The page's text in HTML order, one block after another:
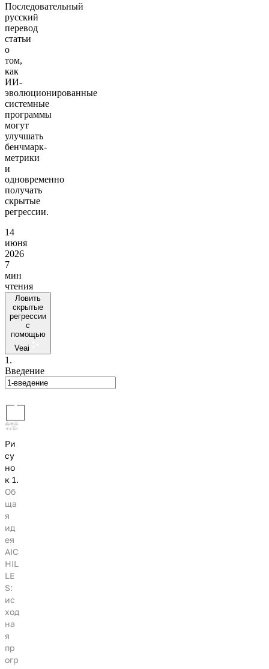
Последовательный
русский
перевод
статьи
о
том,
как
ИИ-
эволюционированные
системные
программы
могут
улучшать
бенчмарк-
метрики
и
одновременно
получать
скрытые
регрессии.
14
июня
2026
7
мин
чтения
Ловить
скрытые
регрессии
с
помощью
Veai
1.
Введение
Ри
су
но
к 1.
Об
ща
я
ид
ея
AIC
HIL
LE
S:
ис
ход
на
я
пр
огр